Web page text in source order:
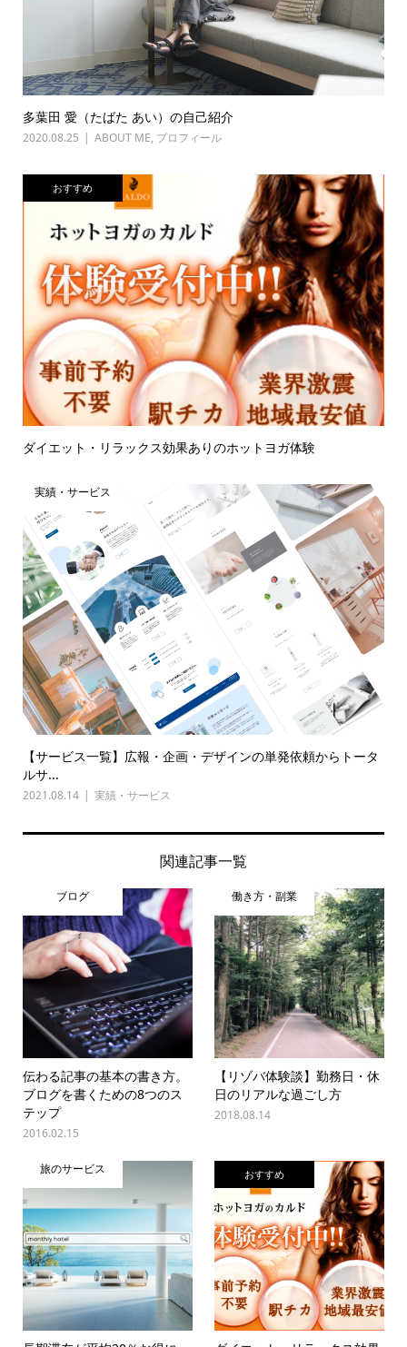
多葉田 愛（たばた あい）の自己紹介
2020.08.25 ABOUT ME, プロフィール
おすすめ
ダイエット・リラックス効果ありのホットヨガ体験
実績・サービス
【サービス一覧】広報・企画・デザインの単発依頼からトータ
ルサ...
2021.08.14 実績・サービス
関連記事一覧
ブログ
伝わる記事の基本の書き方。
ブログを書くための8つのス
テップ
2016.02.15
働き方・副業
【リゾバ体験談】勤務日・休
日のリアルな過ごし方
2018.08.14
旅のサービス おすすめ